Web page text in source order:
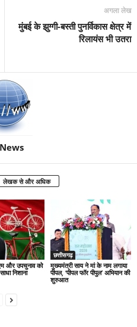
अगला लेख
मुंबई के झुग्गी-बस्ती पुनर्विकास क्षेत्र में
रिलायंस भी उतरा
लेखक से और अधिक
और उपचुनाव को
निशाना
छत्तीसगढ़
मुख्यमंत्री साय ने मां के नाम लगाया
पीपल, ‘पीपल फॉर पीपुल’ अभियान की
शुरुआत